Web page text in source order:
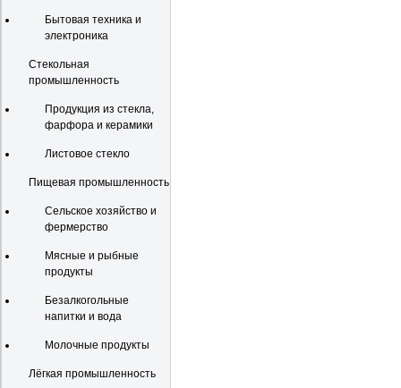
Бытовая техника и
электроника
Стекольная
промышленность
Продукция из стекла,
фарфора и керамики
Листовое стекло
Пищевая промышленность
Сельское хозяйство и
фермерство
Мясные и рыбные
продукты
Безалкогольные
напитки и вода
Молочные продукты
Лёгкая промышленность